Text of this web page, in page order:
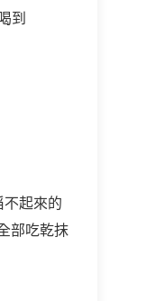
到
起來的
部吃乾抹